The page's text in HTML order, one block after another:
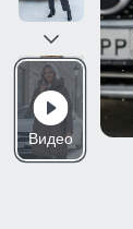
Видео